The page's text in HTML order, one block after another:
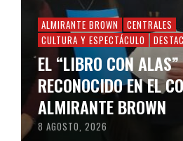
ALMIRANTE BROWN
CENTRALES
CULTURA Y ESPECTÁCULO
EL “LIBRO CON ALAS”
RECONOCIDO EN EL
ALMIRANTE BROWN
8 AGOSTO, 2026